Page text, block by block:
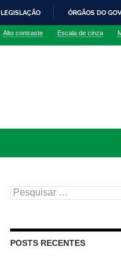
LEGISLAÇÃO ÓRGÃOS DO
Alto contraste Escala de cinza
Pesquisar
por:
POSTS RECENTES